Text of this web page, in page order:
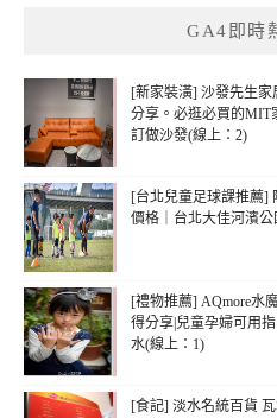
GA4即時
[新家裝潢] 沙發先生
分享。必逛必買的MIT
訂做沙發(線上：2)
[台北兒童足球課推薦]
價格｜台北大佳河濱
[禮物推薦] AQmore水
得分享|兒童孕婦可用
水(線上：1)
[食記] 淡水名統百貨